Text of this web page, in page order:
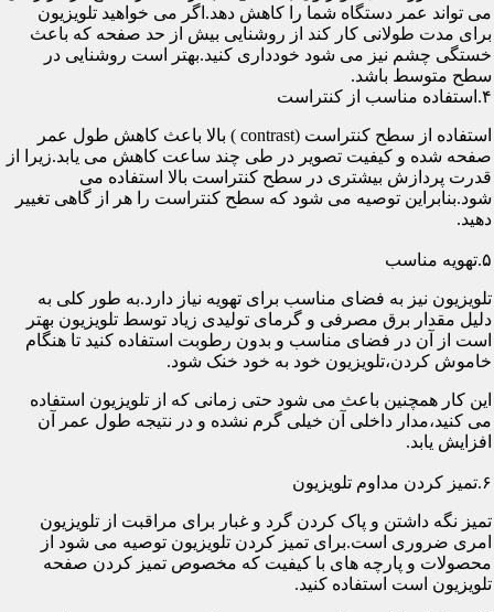
می تواند عمر دستگاه شما را کاهش دهد.اگر می خواهید تلویزیون
برای مدت طولانی کار کند از روشنایی بیش از حد صفحه که باعث
خستگی چشم نیز می شود خودداری کنید.بهتر است روشنایی در
سطح متوسط باشد.
۴.استفاده مناسب از کنتراست
استفاده از سطح کنتراست (contrast ) بالا باعث کاهش طول عمر
صفحه شده و کیفیت تصویر در طی چند ساعت کاهش می یابد.زیرا از
قدرت پردازش بیشتری در سطح کنتراست بالا استفاده می
شود.بنابراین توصیه می شود که سطح کنتراست را هر از گاهی تغییر
دهید.
۵.تهویه مناسب
تلویزیون نیز به فضای مناسب برای تهویه نیاز دارد.به طور کلی به
دلیل مقدار برق مصرفی و گرمای تولیدی زیاد توسط تلویزیون بهتر
است از آن در فضای مناسب و بدون رطوبت استفاده کنید تا هنگام
خاموش کردن،تلویزیون خود به خود خنک شود.
این کار همچنین باعث می شود حتی زمانی که از تلویزیون استفاده
می کنید،مدار داخلی آن خیلی گرم نشده و در نتیجه طول عمر آن
افزایش یابد.
۶.تمیز کردن مداوم تلویزیون
تمیز نگه داشتن و پاک کردن گرد و غبار برای مراقبت از تلویزیون
امری ضروری است.برای تمیز کردن تلویزیون توصیه می شود از
محصولات و پارچه های با کیفیت که مخصوص تمیز کردن صفحه
تلویزیون است استفاده کنید.